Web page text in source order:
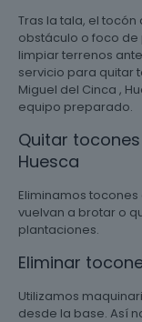
Tras la tala, el
obstáculo o foco de
limpiar terrenos
servicio para quitar
Miguel del Cinca ,
equipo preparado.
Quitar
Huesca
Eliminamos
vuelvan a brotar o
plantaciones.
Eliminar
Utilizamos
desde la base. Así